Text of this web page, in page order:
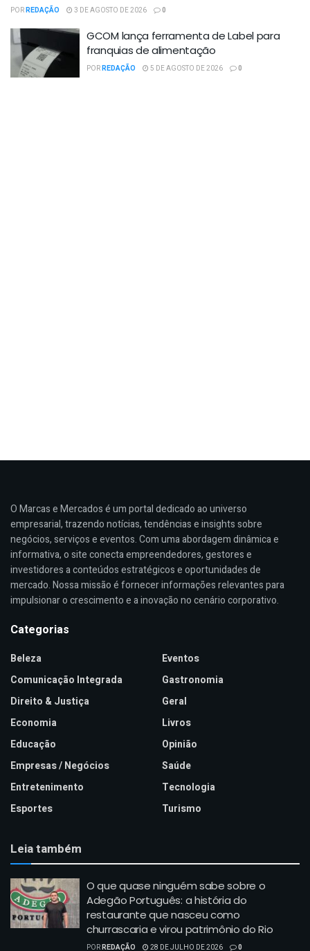
PORREDAÇÃO 3 DE AGOSTO DE 2026 0
GCOM lança ferramenta de Label para
franquias de alimentação
PORREDAÇÃO 5 DE AGOSTO DE 2026 0
O Marcas e Mercados é um portal dedicado ao universo
empresarial, trazendo notícias, tendências e insights sobre
negócios, serviços e eventos. Com uma abordagem dinâmica e
informativa, o site conecta empreendedores, gestores e
investidores a conteúdos estratégicos e oportunidades de
mercado. Nossa missão é fornecer informações relevantes para
impulsionar o crescimento e a inovação no cenário corporativo.
Categorias
Beleza
Comunicação Integrada
Direito & Justiça
Economia
Educação
Empresas / Negócios
Entretenimento
Esportes
Eventos
Gastronomia
Geral
Livros
Opinião
Saúde
Tecnologia
Turismo
Leia também
O que quase ninguém sabe sobre o
Adegão Português: a história do
restaurante que nasceu como
churrascaria e virou patrimônio do Rio
PORREDAÇÃO 28 DE JULHO DE 2026 0